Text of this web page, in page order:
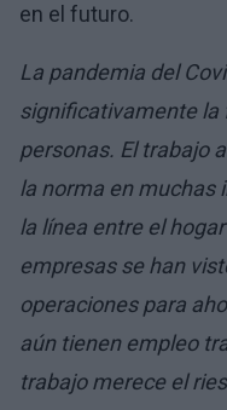
en el futuro.
La pandemia del
significativamente la
personas. El trabajo
la norma en muchas
la línea entre el
empresas se han
operaciones para
aún tienen empleo
trabajo merece el